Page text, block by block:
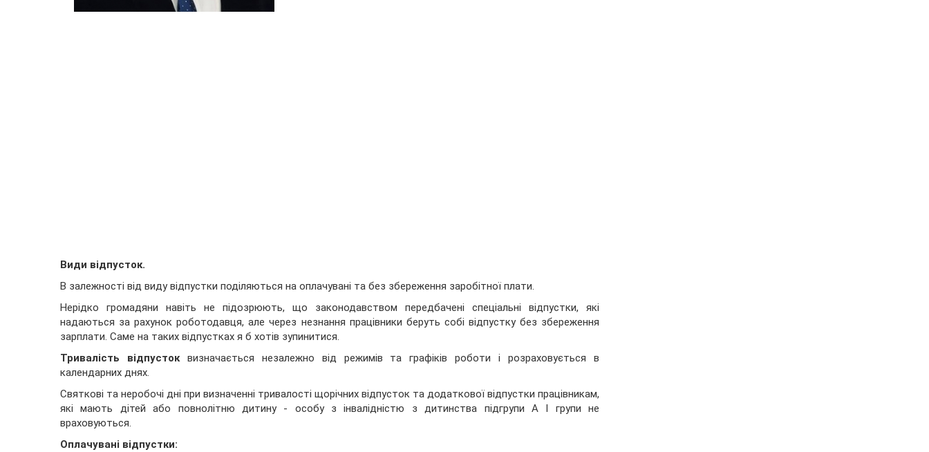
Види відпусток.
В залежності від виду відпустки поділяються на оплачувані та без збереження заробітної плати.
Нерідко громадяни навіть не підозрюють, що законодавством передбачені спеціальні відпустки, які
надаються за рахунок роботодавця, але через незнання працівники беруть собі відпустку без збереження
зарплати. Саме на таких відпустках я б хотів зупинитися.
Тривалість відпустоквизначається незалежно від режимів та графіків роботи і розраховується в
календарних днях.
Святкові та неробочі дні при визначенні тривалості щорічних відпусток та додаткової відпустки працівникам,
які мають дітей або повнолітню дитину - особу з інвалідністю з дитинства підгрупи А I групи не
враховуються.
Оплачувані відпустки: